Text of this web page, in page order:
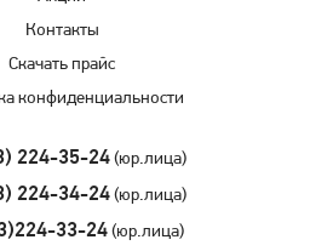
Контакты
Скачать прайс
конфиденциальности
224-35-24(юр.лица)
224-34-24(юр.лица)
33-24(юр.лица)